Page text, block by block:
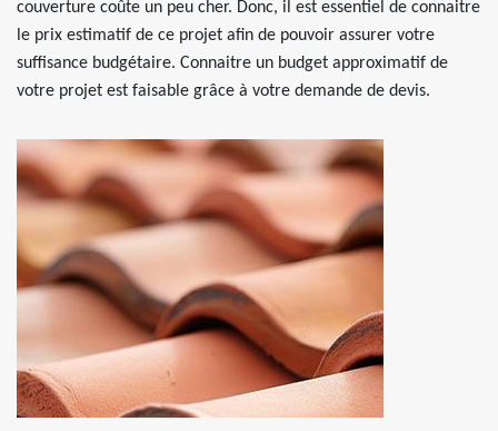
couverture coûte un peu cher. Donc, il est essentiel de connaitre
le prix estimatif de ce projet afin de pouvoir assurer votre
suffisance budgétaire. Connaitre un budget approximatif de
votre projet est faisable grâce à votre demande de devis.